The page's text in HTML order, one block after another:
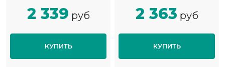
2 339 руб
КУПИТЬ
2 363 руб
КУПИТЬ